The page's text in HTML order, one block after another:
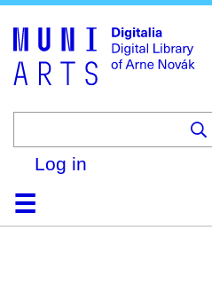
Log in
HomeBrowse
Search
About
HelpContact